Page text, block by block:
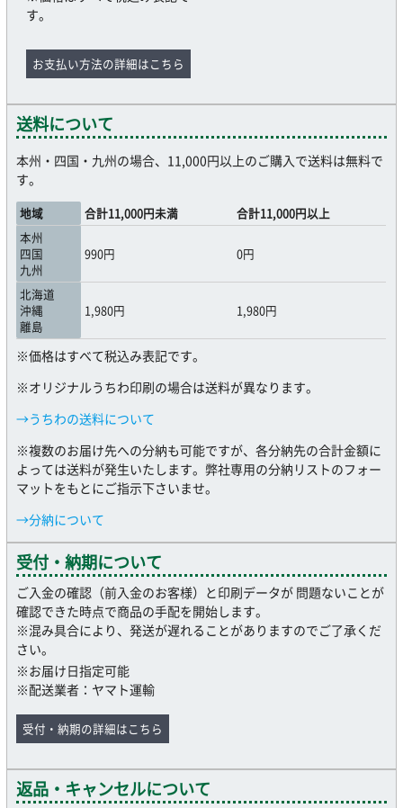
す。
お支払い方法の詳細はこちら
送料について
本州・四国・九州の場合、11,000円以上のご購入で送料は無料で
す。
地域 合計11,000円未満
合計11,000円以上
本州
四国
九州
990円 0円
北海道
沖縄
離島
1,980円 1,980円
※価格はすべて税込み表記です。
※オリジナルうちわ印刷の場合は送料が異なります。
→うちわの送料について
※複数のお届け先への分納も可能ですが、各分納先の合計金額に
よっては送料が発生いたします。弊社専用の分納リストのフォー
マットをもとにご指示下さいませ。
→分納について
受付・納期について
ご入金の確認（前入金のお客様）と印刷データが 問題ないことが
確認できた時点で商品の手配を開始します。
※混み具合により、発送が遅れることがありますのでご了承くだ
さい。
※お届け日指定可能
※配送業者：ヤマト運輸
受付・納期の詳細はこちら
返品・キャンセルについて